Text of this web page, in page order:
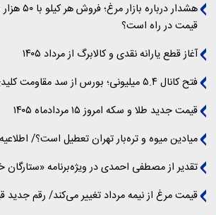
هشدار
قیمت در راه است؟
آغاز قطع یارانه نقدی و کالابرگ از مرداد ۱۴۰۵
فتح کانال ۵.۴ میلیونی؛ بورس از سد مقاومت کلیدی عبور کرد
قیمت جدید طلا و سکه امروز ۱۵ مردادماه ۱۴۰۵
میادین میوه و تره‌بار تهران تعطیل است؟/
تقدیر از مصطفی احمدی در ویژه‌برنامه «ستارگان
قیمت مرغ از نیمه مرداد تغییر می‌کند/ رقم